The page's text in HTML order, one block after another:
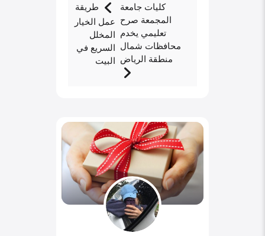
طريقة
عمل الخيار
المخلل
السريع في
البيت
كليات جامعة
المجمعة صرح
تعليمي يخدم
محافظات شمال
منطقة الرياض